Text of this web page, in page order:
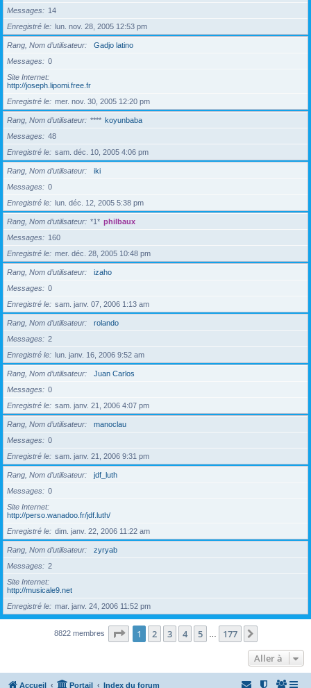
Messages
14
Enregistré le
lun. nov. 28, 2005 12:53 pm
Rang, Nom d’utilisateur
Gadjo latino
Messages
0
Site Internet
http://joseph.lipomi.free.fr
Enregistré le
mer. nov. 30, 2005 12:20 pm
Rang, Nom d’utilisateur **** koyunbaba
Messages
48
Enregistré le
sam. déc. 10, 2005 4:06 pm
Rang, Nom d’utilisateur
iki
Messages
0
Enregistré le
lun. déc. 12, 2005 5:38 pm
Rang, Nom d’utilisateur *1* philbaux
Messages
160
Enregistré le
mer. déc. 28, 2005 10:48 pm
Rang, Nom d’utilisateur
izaho
Messages
0
Enregistré le
sam. janv. 07, 2006 1:13 am
Rang, Nom d’utilisateur
rolando
Messages
2
Enregistré le
lun. janv. 16, 2006 9:52 am
Rang, Nom d’utilisateur
Juan Carlos
Messages
0
Enregistré le
sam. janv. 21, 2006 4:07 pm
Rang, Nom d’utilisateur
manoclau
Messages
0
Enregistré le
sam. janv. 21, 2006 9:31 pm
Rang, Nom d’utilisateur
jdf_luth
Messages
0
Site Internet
http://perso.wanadoo.fr/jdf.luth/
Enregistré le
dim. janv. 22, 2006 11:22 am
Rang, Nom d’utilisateur
zyryab
Messages
2
Site Internet
http://musicale9.net
Enregistré le
mar. janv. 24, 2006 11:52 pm
8822 membres Page 1sur177
1 2 3 4 5 177
Aller à
Accueil Portail Index du forum